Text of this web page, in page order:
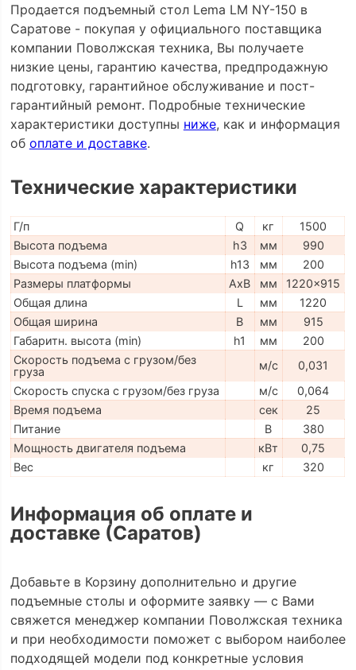
Продается подъемный стол Lema LM NY-150 в
Саратове - покупая у официального поставщика
компании Поволжская техника, Вы получаете
низкие цены, гарантию качества, предпродажную
подготовку, гарантийное обслуживание и пост-
гарантийный ремонт. Подробные технические
характеристики доступны ниже, как и информация
об оплате и доставке.
Технические характеристики
Г/п Q кг
1500
Высота подъема
h3 мм
990
Высота подъема (min)
h13 мм
200
Размеры платформы
AxB мм
1220x915
Общая длина
L мм
1220
Общая ширина
B мм
915
Габаритн. высота (min)
h1 мм
200
Скорость подъема с грузом/без
груза
м/с
0,031
Скорость спуска с грузом/без груза
м/с
0,064
Время подъема
сек
25
Питание
В
380
Мощность двигателя подъема
кВт
0,75
Вес
кг 320
Информация об оплате и
доставке (Саратов)
Добавьте в Корзину дополнительно и другие
подъемные столы и оформите заявку — с Вами
свяжется менеджер компании Поволжская техника
и при необходимости поможет с выбором наиболее
подходящей модели под конкретные условия